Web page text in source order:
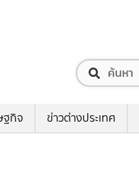
ฐกิจ ข่าวต่างประเทศ